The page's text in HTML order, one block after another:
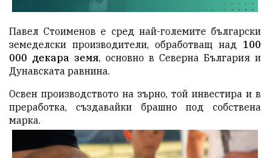
Павел Стоименов е сред най-големите български
земеделски производители, обработващ над 100
000 декара земя, основно в Северна България и
Дунавската равнина.
Освен производството на зърно, той инвестира и в
преработка, създавайки брашно под собствена